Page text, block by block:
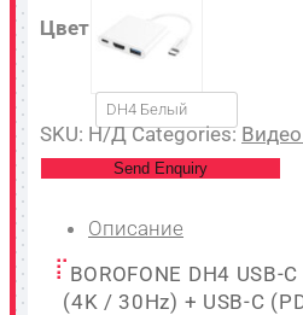
Цвет
DH4 Белый
SKU: Н/ДCategories:
Send Enquiry
Описание
BOROFONE DH4 USB-
(4K / 30Hz) + USB-C